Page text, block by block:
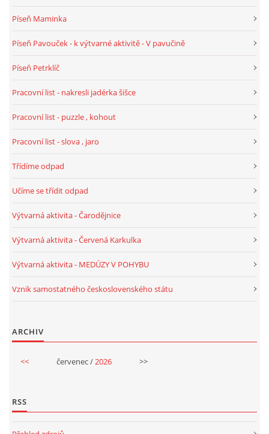
Píseň Maminka
Píseň Pavouček - k výtvarné aktivitě - V pavučině
Píseň Petrklíč
Pracovní list - nakresli jadérka šišce
Pracovní list - puzzle , kohout
Pracovní list - slova , jaro
Třídíme odpad
Učíme se třídit odpad
Výtvarná aktivita - Čarodějnice
Výtvarná aktivita - Červená Karkulka
Výtvarná aktivita - MEDÚZY V POHYBU
Vznik samostatného československého státu
ARCHIV
<< červenec /2026 >>
RSS